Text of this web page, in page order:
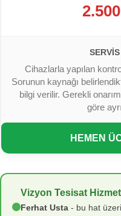
Cihazlarla yapılan
Sorunun kaynağı
bilgi verilir. Gerekli
göre
HEMEN
Vizyon Tesisat
Ferhat Usta - bu hat